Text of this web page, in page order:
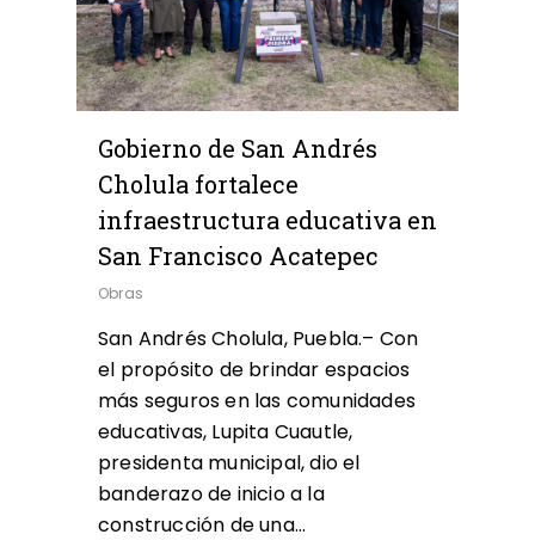
Gobierno de San Andrés
Cholula fortalece
infraestructura educativa en
San Francisco Acatepec
Obras
San Andrés Cholula, Puebla.– Con
el propósito de brindar espacios
más seguros en las comunidades
educativas, Lupita Cuautle,
presidenta municipal, dio el
banderazo de inicio a la
construcción de una…